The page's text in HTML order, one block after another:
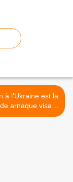
à l’Ukraine est la
arnaque visant
le pays entre